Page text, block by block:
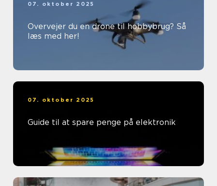
07. oktober 2025
Overvejer du en drone til hobbybrug? Så
læs med her!
07. oktober 2025
Guide til at spare penge på elektronik